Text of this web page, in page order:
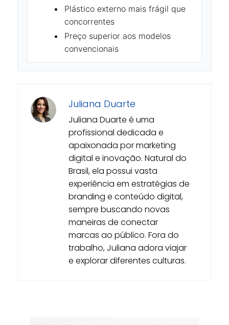
Plástico externo mais frágil que
concorrentes
Preço superior aos modelos
convencionais
Juliana Duarte
Juliana Duarte é uma
profissional dedicada e
apaixonada por marketing
digital e inovação. Natural do
Brasil, ela possui vasta
experiência em estratégias de
branding e conteúdo digital,
sempre buscando novas
maneiras de conectar
marcas ao público. Fora do
trabalho, Juliana adora viajar
e explorar diferentes culturas.